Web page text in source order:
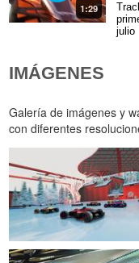
1:29
julio
IMÁGENES
Galería de imágenes y
con diferentes